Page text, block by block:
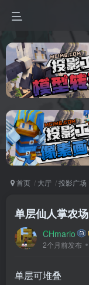
首页 大厅 投影广场
单层仙人掌农场
CHmario
2个月前发布
单层可堆叠